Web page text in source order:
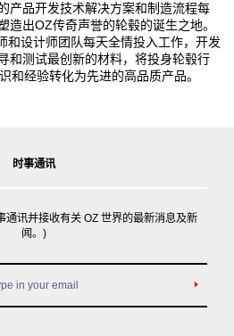
常见问题解答
合作伙伴
产品开发技术解决方案和制造流程每
造出OZ传奇声誉的轮毂的诞生之地。
设计师团队每天全情投入工作，开发
和测试最创新的材料，将投身轮毂行
和经验转化为先进的高品质产品。
时事通讯
通讯并接收有关 OZ 世界的最新消息及新
闻。)